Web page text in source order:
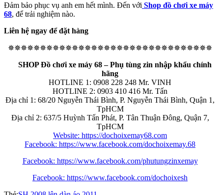
Đảm bảo phục vụ anh em hết mình. Đến với Shop đồ chơi xe máy
68, để trải nghiệm nào.
Liên hệ ngay để đặt hàng
✵✵✵✵✵✵✵✵✵✵✵✵✵✵✵✵✵✵✵✵✵✵✵✵✵✵✵✵✵✵✵✵
SHOP Đồ chơi xe máy 68 – Phụ tùng zin nhập khẩu chính
hãng
HOTLINE 1: 0908 228 248 Mr. VINH
HOTLINE 2: 0903 410 416 Mr. Tấn
Địa chỉ 1: 68/20 Nguyễn Thái Bình, P. Nguyễn Thái Bình, Quận 1,
TpHCM
Địa chỉ 2: 637/5 Huỳnh Tấn Phát, P. Tân Thuận Đông, Quận 7,
TpHCM
Website: https://dochoixemay68.com
Facebook: https://www.facebook.com/dochoixemay.68
Facebook: https://www.facebook.com/phutungzinxemay
Facebook: https://www.facebook.com/dochoixesh